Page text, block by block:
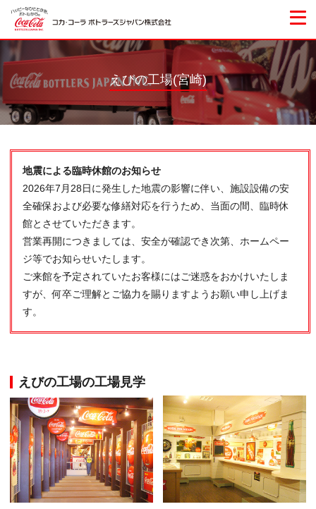
えびの工場(宮崎)
地震による臨時休館のお知らせ
2026年7月28日に発生した地震の影響に伴い、施設設備の安
全確保および必要な修繕対応を行うため、当面の間、臨時休
館とさせていただきます。
営業再開につきましては、安全が確認でき次第、ホームペー
ジ等でお知らせいたします。
ご来館を予定されていたお客様にはご迷惑をおかけいたしま
すが、何卒ご理解とご協力を賜りますようお願い申し上げま
す。
えびの工場の工場見学